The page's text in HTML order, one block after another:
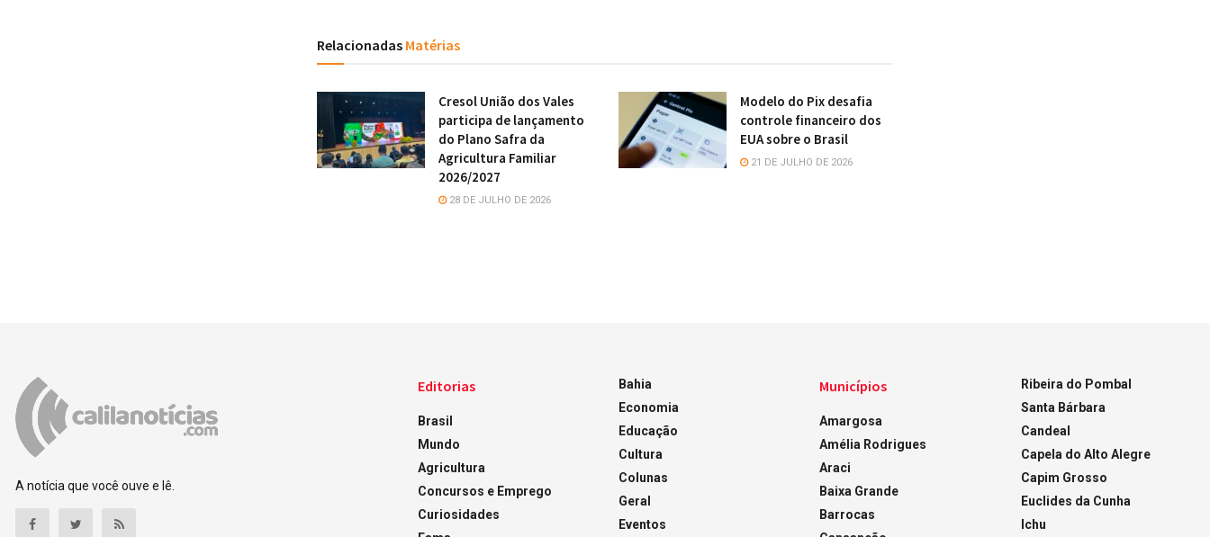
Relacionadas Matérias
Cresol União dos Vales
participa de lançamento
do Plano Safra da
Agricultura Familiar
2026/2027
28 DE JULHO DE 2026
Modelo do Pix desafia
controle financeiro dos
EUA sobre o Brasil
21 DE JULHO DE 2026
A notícia que você ouve e lê.
Editorias
Brasil
Mundo
Agricultura
Concursos e Emprego
Curiosidades
Bahia
Economia
Educação
Cultura
Colunas
Geral
Eventos
Municípios
Amargosa
Amélia Rodrigues
Araci
Baixa Grande
Barrocas
Ribeira do Pombal
Santa Bárbara
Candeal
Capela do Alto Alegre
Capim Grosso
Euclides da Cunha
Ichu